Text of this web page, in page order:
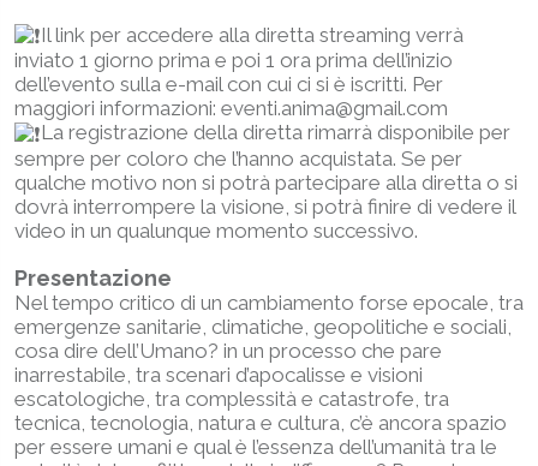
Il link per accedere alla diretta streaming verrà
inviato 1 giorno prima e poi 1 ora prima dell’inizio
dell’evento sulla e-mail con cui ci si è iscritti. Per
maggiori informazioni: eventi.anima@gmail.com
La registrazione della diretta rimarrà disponibile per
sempre per coloro che l’hanno acquistata. Se per
qualche motivo non si potrà partecipare alla diretta o si
dovrà interrompere la visione, si potrà finire di vedere il
video in un qualunque momento successivo.
Presentazione
Nel tempo critico di un cambiamento forse epocale, tra
emergenze sanitarie, climatiche, geopolitiche e sociali,
cosa dire dell’Umano? in un processo che pare
inarrestabile, tra scenari d’apocalisse e visioni
escatologiche, tra complessità e catastrofe, tra
tecnica, tecnologia, natura e cultura, c’è ancora spazio
per essere umani e qual è l’essenza dell’umanità tra le